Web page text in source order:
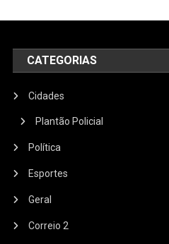
CATEGORIAS
Cidades
Plantão Policial
Política
Esportes
Geral
Correio 2